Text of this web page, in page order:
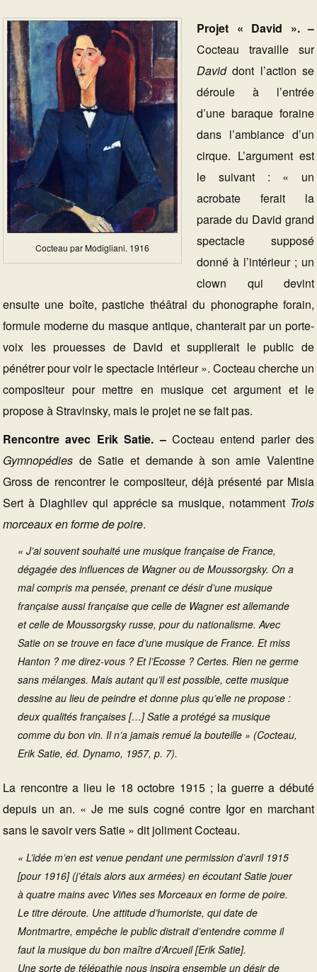
Cocteau par Modigliani. 1916
Projet « David ». –
Cocteau travaille sur
Daviddont l’action se
déroule à l’entrée
d’une baraque foraine
dans l’ambiance d’un
cirque. L’argument est
le suivant : « un
acrobate ferait la
parade du David grand
spectacle supposé
donné à l’intérieur ; un
clown qui devint
ensuite une boîte, pastiche théâtral du phonographe forain,
formule moderne du masque antique, chanterait par un porte-
voix les prouesses de David et supplierait le public de
pénétrer pour voir le spectacle intérieur ». Cocteau cherche un
compositeur pour mettre en musique cet argument et le
propose à Stravinsky, mais le projet ne se fait pas.
Rencontre avec Erik Satie. –Cocteau entend parler des
Gymnopédies de Satie et demande à son amie Valentine
Gross de rencontrer le compositeur, déjà présenté par Misia
Sert à Diaghilev qui apprécie sa musique, notamment Trois
morceaux en forme de poire.
« J’ai souvent souhaité une musique française de France,
dégagée des influences de Wagner ou de Moussorgsky. On a
mal compris ma pensée, prenant ce désir d’une musique
française aussi française que celle de Wagner est allemande
et celle de Moussorgsky russe, pour du nationalisme. Avec
Satie on se trouve en face d’une musique de France. Et miss
Hanton ? me direz-vous ? Et l’Ecosse ? Certes. Rien ne germe
sans mélanges. Mais autant qu’il est possible, cette musique
dessine au lieu de peindre et donne plus qu’elle ne propose :
deux qualités françaises […] Satie a protégé sa musique
comme du bon vin. Il n’a jamais remué la bouteille » (Cocteau,
Erik Satie, éd. Dynamo, 1957, p. 7).
La rencontre a lieu le 18 octobre 1915 ; la guerre a débuté
depuis un an. « Je me suis cogné contre Igor en marchant
sans le savoir vers Satie » dit joliment Cocteau.
« L’idée m’en est venue pendant une permission d’avril 1915
[pour 1916] (j’étais alors aux armées) en écoutant Satie jouer
à quatre mains avec Viñes ses Morceaux en forme de poire.
Le titre déroute. Une attitude d’humoriste, qui date de
Montmartre, empêche le public distrait d’entendre comme il
faut la musique du bon maître d’Arcueil [Erik Satie].
Une sorte de télépathie nous inspira ensemble un désir de